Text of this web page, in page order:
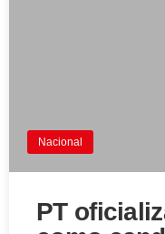
Nacional
PT